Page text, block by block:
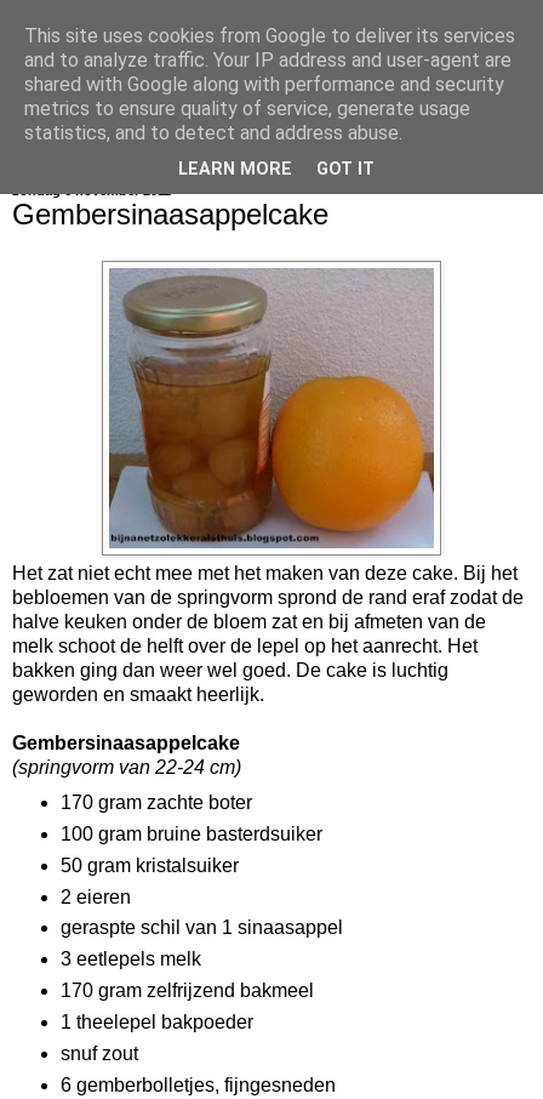
bijna net zo lekker als thuis
Gembersinaasappelcake
Het zat niet echt mee met het maken van deze cake. Bij het
bebloemen van de springvorm sprond de rand eraf zodat de
halve keuken onder de bloem zat en bij afmeten van de
melk schoot de helft over de lepel op het aanrecht. Het
bakken ging dan weer wel goed. De cake is luchtig
geworden en smaakt heerlijk.
Gembersinaasappelcake
(springvorm van 22-24 cm)
170 gram zachte boter
100 gram bruine basterdsuiker
50 gram kristalsuiker
2 eieren
geraspte schil van 1 sinaasappel
3 eetlepels melk
170 gram zelfrijzend bakmeel
1 theelepel bakpoeder
snuf zout
6 gemberbolletjes, fijngesneden
This site uses cookies from Google to deliver its services
and to analyze traffic. Your IP address and user-agent are
shared with Google along with performance and security
metrics to ensure quality of service, generate usage
statistics, and to detect and address abuse.
LEARN MORE GOT IT